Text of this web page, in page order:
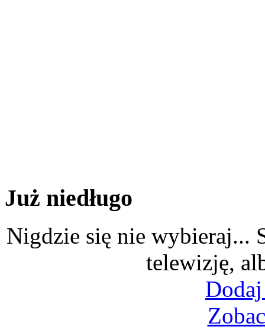
Już niedługo
Nigdzie się nie wybieraj...
telewizję,